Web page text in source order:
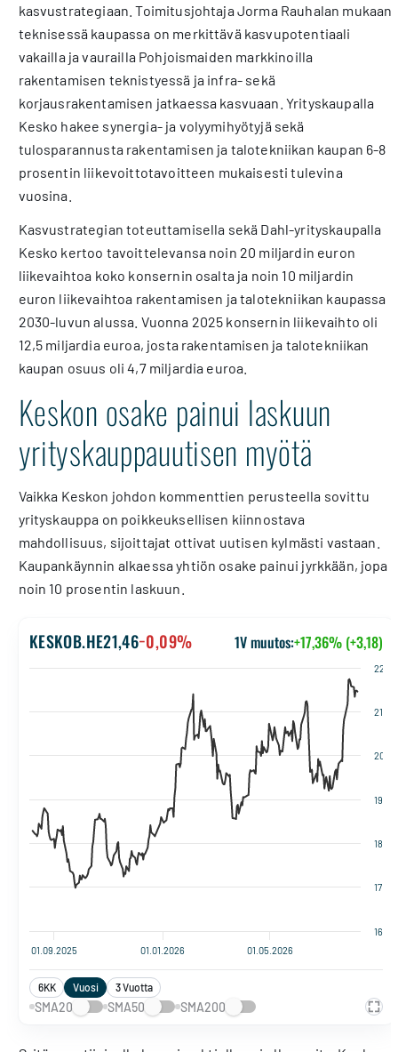
kasvustrategiaan. Toimitusjohtaja Jorma Rauhalan mukaan
teknisessä kaupassa on merkittävä kasvupotentiaali
vakailla ja vaurailla Pohjoismaiden markkinoilla
rakentamisen teknistyessä ja infra- sekä
korjausrakentamisen jatkaessa kasvuaan. Yrityskaupalla
Kesko hakee synergia- ja volyymihyötyjä sekä
tulosparannusta rakentamisen ja talotekniikan kaupan 6-8
prosentin liikevoittotavoitteen mukaisesti tulevina
vuosina.
Kasvustrategian toteuttamisella sekä Dahl-yrityskaupalla
Kesko kertoo tavoittelevansa noin 20 miljardin euron
liikevaihtoa koko konsernin osalta ja noin 10 miljardin
euron liikevaihtoa rakentamisen ja talotekniikan kaupassa
2030-luvun alussa. Vuonna 2025 konsernin liikevaihto oli
12,5 miljardia euroa, josta rakentamisen ja talotekniikan
kaupan osuus oli 4,7 miljardia euroa.
Keskon osake painui laskuun
yrityskauppauutisen myötä
Vaikka Keskon johdon kommenttien perusteella sovittu
yrityskauppa on poikkeuksellisen kiinnostava
mahdollisuus, sijoittajat ottivat uutisen kylmästi vastaan.
Kaupankäynnin alkaessa yhtiön osake painui jyrkkään, jopa
noin 10 prosentin laskuun.
KESKOB.HE21,46−0,09% 1V muutos:+17,36% (+3,18)
01.09.2025 01.01.2026 01.05.2026
16
17
18
19
20
21
22
6KK Vuosi 3 Vuotta
SMA20 SMA50 SMA200